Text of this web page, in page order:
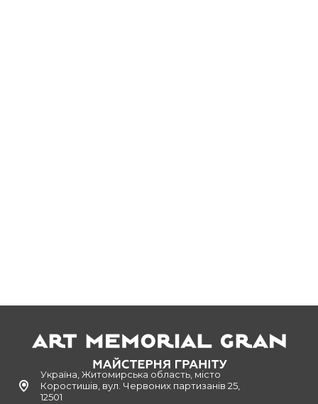
Україна, Житомирська область, місто
Коростишів, вул. Червоних партизанів 25,
12501